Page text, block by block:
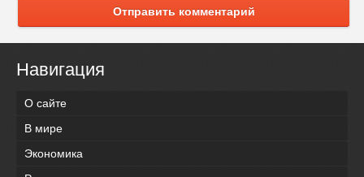
Отправить комментарий
Навигация
О сайте
В мире
Экономика